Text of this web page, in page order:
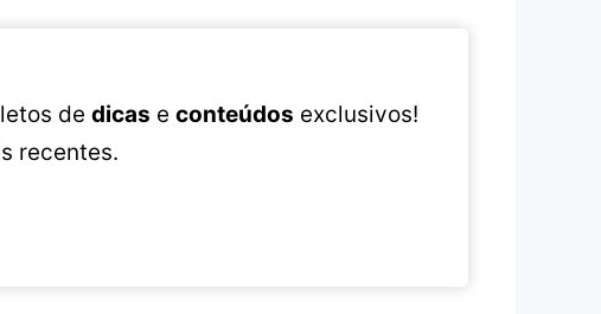
dedicas econteúdos exclusivos!
recentes.